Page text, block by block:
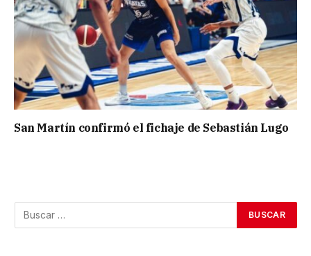
San Martín confirmó el fichaje de Sebastián Lugo